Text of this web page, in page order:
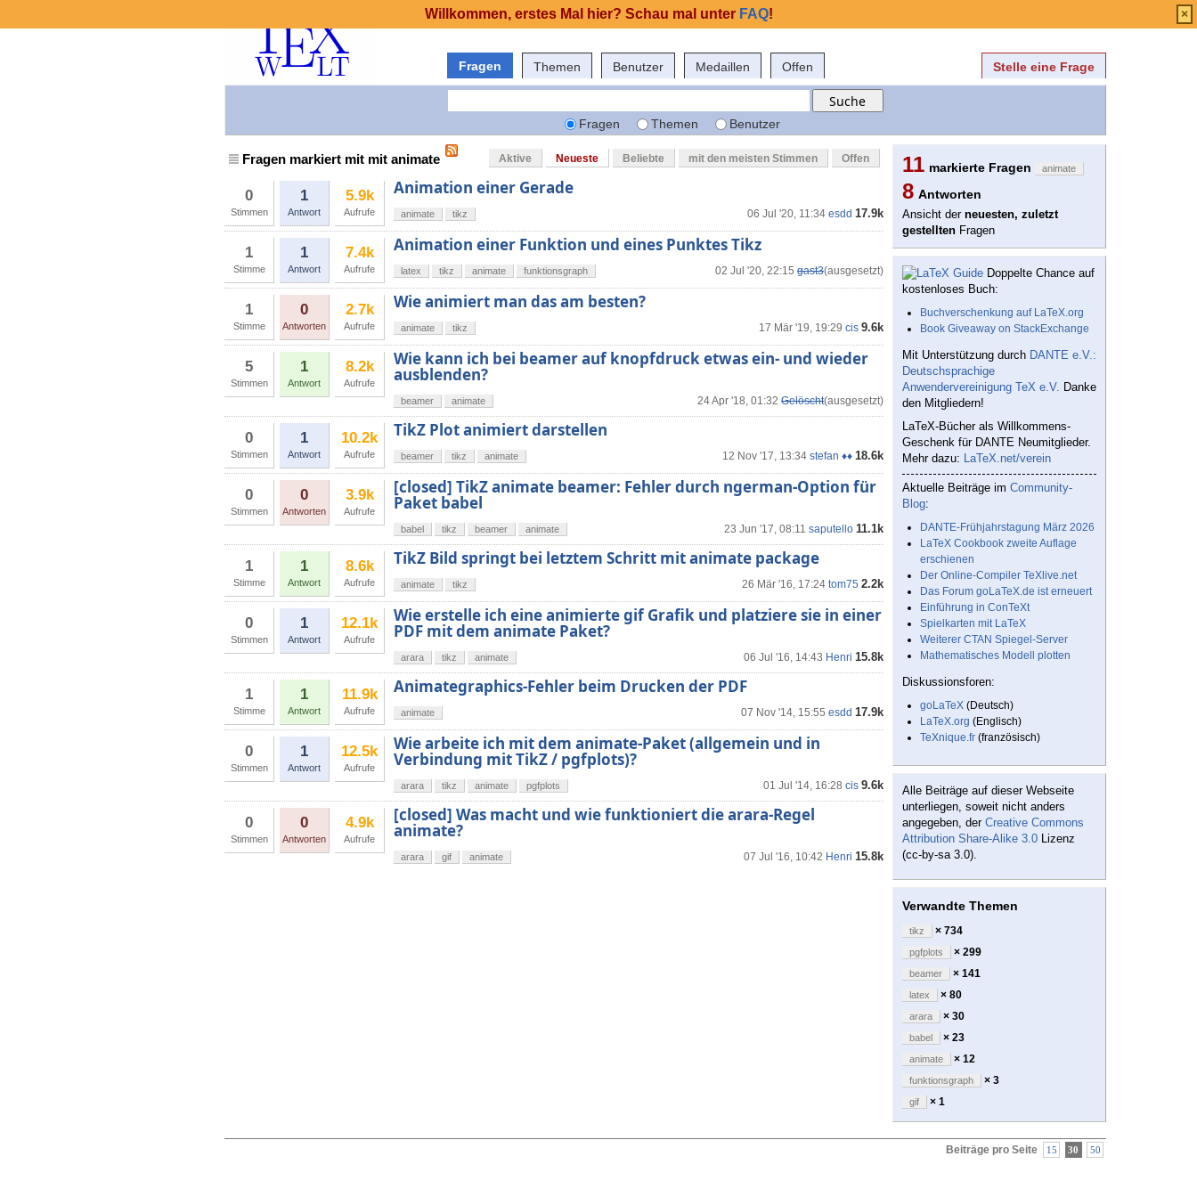
Fragen Themen Benutzer Medaillen Offen Stelle eine Frage
Fragen Themen Benutzer
Fragen markiert mit mit animate Aktive Neueste Beliebte mit den meisten Stimmen Offen
0
Stimmen
1
Antwort
5.9k
Aufrufe
Animation einer Gerade
06 Jul '20, 11:34 esdd 17.9k
animate tikz
1
Stimme
1
Antwort
7.4k
Aufrufe
Animation einer Funktion und eines Punktes Tikz
02 Jul '20, 22:15 gast3(ausgesetzt)
latex tikz animate funktionsgraph
1
Stimme
0
Antworten
2.7k
Aufrufe
Wie animiert man das am besten?
17 Mär '19, 19:29 cis 9.6k
animate tikz
5
Stimmen
1
Antwort
8.2k
Aufrufe
Wie kann ich bei beamer auf knopfdruck etwas ein- und wieder
ausblenden?
24 Apr '18, 01:32 Gelöscht(ausgesetzt)
beamer animate
0
Stimmen
1
Antwort
10.2k
Aufrufe
TikZ Plot animiert darstellen
12 Nov '17, 13:34 stefan ♦♦ 18.6k
beamer tikz animate
0
Stimmen
0
Antworten
3.9k
Aufrufe
[closed] TikZ animate beamer: Fehler durch ngerman-Option für
Paket babel
23 Jun '17, 08:11 saputello 11.1k
babel tikz beamer animate
1
Stimme
1
Antwort
8.6k
Aufrufe
TikZ Bild springt bei letztem Schritt mit animate package
26 Mär '16, 17:24 tom75 2.2k
animate tikz
0
Stimmen
1
Antwort
12.1k
Aufrufe
Wie erstelle ich eine animierte gif Grafik und platziere sie in einer
PDF mit dem animate Paket?
06 Jul '16, 14:43 Henri 15.8k
arara tikz animate
1
Stimme
1
Antwort
11.9k
Aufrufe
Animategraphics-Fehler beim Drucken der PDF
07 Nov '14, 15:55 esdd 17.9k
animate
0
Stimmen
1
Antwort
12.5k
Aufrufe
Wie arbeite ich mit dem animate-Paket (allgemein und in
Verbindung mit TikZ / pgfplots)?
01 Jul '14, 16:28 cis 9.6k
arara tikz animate pgfplots
0
Stimmen
0
Antworten
4.9k
Aufrufe
[closed] Was macht und wie funktioniert die arara-Regel
animate?
07 Jul '16, 10:42 Henri 15.8k
arara gif animate
11 markierte Fragen animate
8 Antworten
Ansicht der neuesten, zuletzt
gestellten Fragen
Doppelte Chance auf
kostenloses Buch:
Buchverschenkung auf LaTeX.org
Book Giveaway on StackExchange
Mit Unterstützung durch DANTE e.V.:
Deutschsprachige
Anwendervereinigung TeX e.V. Danke
den Mitgliedern!
LaTeX-Bücher als Willkommens-
Geschenk für DANTE Neumitglieder.
Mehr dazu: LaTeX.net/verein
Aktuelle Beiträge im Community-
Blog:
DANTE-Frühjahrstagung März 2026
LaTeX Cookbook zweite Auflage
erschienen
Der Online-Compiler TeXlive.net
Das Forum goLaTeX.de ist erneuert
Einführung in ConTeXt
Spielkarten mit LaTeX
Weiterer CTAN Spiegel-Server
Mathematisches Modell plotten
Diskussionsforen:
goLaTeX (Deutsch)
LaTeX.org (Englisch)
TeXnique.fr (französisch)
Alle Beiträge auf dieser Webseite
unterliegen, soweit nicht anders
angegeben, der Creative Commons
Attribution Share-Alike 3.0 Lizenz
(cc-by-sa 3.0).
Verwandte Themen
tikz × 734
pgfplots × 299
beamer × 141
latex × 80
arara × 30
babel × 23
animate × 12
funktionsgraph × 3
gif × 1
Beiträge pro Seite 15 30 50
Willkommen, erstes Mal hier? Schau mal unter FAQ! ×